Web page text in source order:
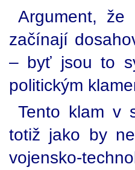
Argument, že
začínají
– byť jsou to
politickým
Tento klam v
totiž jako by
vojensko-